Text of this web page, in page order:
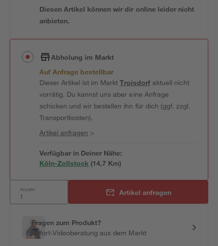
Diesen Artikel können wir dir online leider nicht
anbieten.
Abholung im Markt
Auf Anfrage bestellbar
Dieser Artikel ist im MarktTroisdorfaktuell nicht
vorrätig. Du kannst uns aber eine Anfrage
schicken und wir bestellen ihn für dich (ggf. zzgl.
Transportkosten).
Artikel anfragen >
Verfügbar in Deiner Nähe:
Köln-Zollstock (14,7 Km)
Anzahl: Artikel anfragen
Fragen zum Produkt?
Sofort-Videoberatung aus dem Markt